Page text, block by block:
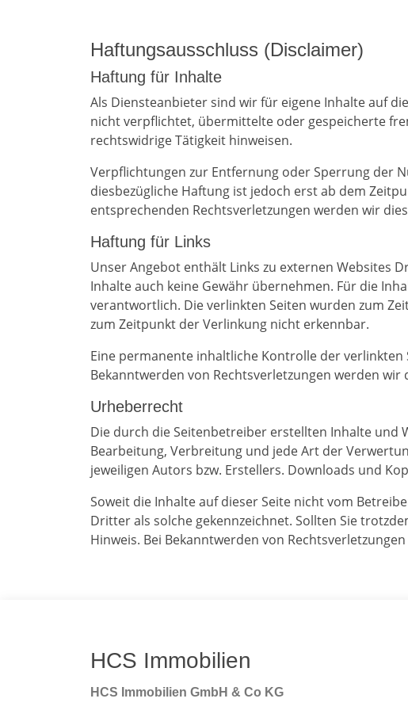
Haftungsausschluss (Disclaimer)
Haftung für Inhalte
Als Diensteanbieter sind wir für eigene Inhalte auf
nicht verpflichtet, übermittelte oder gespeicherte
rechtswidrige Tätigkeit hinweisen.
Verpflichtungen zur Entfernung oder Sperrung der
diesbezügliche Haftung ist jedoch erst ab dem
entsprechenden Rechtsverletzungen werden wir
Haftung für Links
Unser Angebot enthält Links zu externen Websites
Inhalte auch keine Gewähr übernehmen. Für die
verantwortlich. Die verlinkten Seiten wurden zum
zum Zeitpunkt der Verlinkung nicht erkennbar.
Eine permanente inhaltliche Kontrolle der
Bekanntwerden von Rechtsverletzungen werden
Urheberrecht
Die durch die Seitenbetreiber erstellten Inhalte und
Bearbeitung, Verbreitung und jede Art der
jeweiligen Autors bzw. Erstellers. Downloads und
Soweit die Inhalte auf dieser Seite nicht vom
Dritter als solche gekennzeichnet. Sollten Sie
Hinweis. Bei Bekanntwerden von
HCS Immobilien
HCS Immobilien GmbH & Co KG